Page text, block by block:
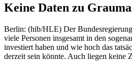
Keine Daten zu
Berlin: (hib/HLE) Der
viele Personen insgesamt in den
investiert haben und wie hoch das
derzeit sein könnte. Auch liegen keine